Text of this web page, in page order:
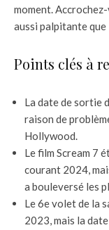
moment.
aussi palpitante que
Points clés à
La date de sortie
raison de
Hollywood.
Le film Scream 7
courant 2024,
a bouleversé les
Le 6e volet de la
2023, mais la